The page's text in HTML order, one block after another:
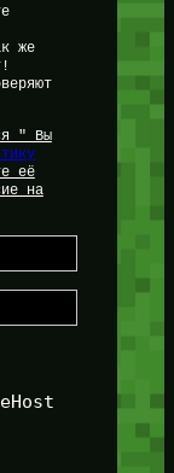
же
" Вы
её
на